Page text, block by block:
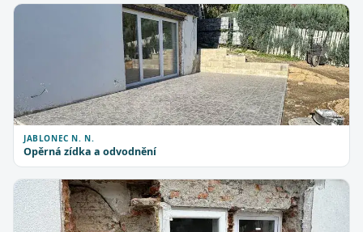
JABLONEC N. N.
Opěrná zídka a odvodnění